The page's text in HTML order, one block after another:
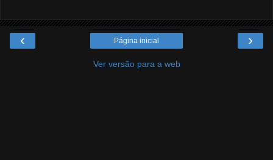
‹ ›
Página inicial
Ver versão para a web